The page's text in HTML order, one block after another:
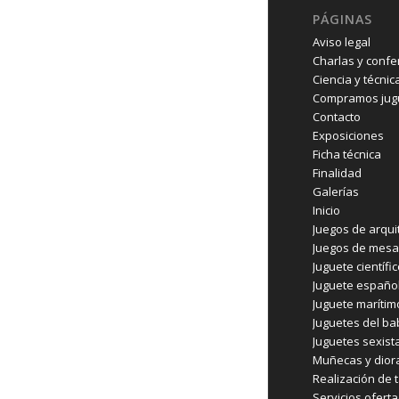
PÁGINAS
Aviso legal
Charlas y
Ciencia y
Compramos
Contacto
Exposiciones
Ficha técnica
Finalidad
Galerías
Inicio
Juegos de
Juegos de mesa
Juguete
Juguete
Juguete
Juguetes del
Juguetes
Muñecas y
Realización de